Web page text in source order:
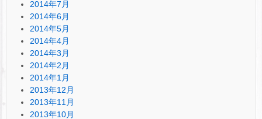
2014年7月
2014年6月
2014年5月
2014年4月
2014年3月
2014年2月
2014年1月
2013年12月
2013年11月
2013年10月